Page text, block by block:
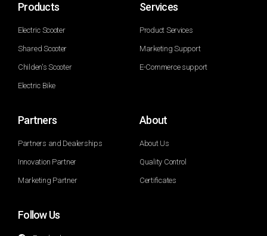
Products
Electric Scooter
Shared Scooter
Childen's Scooter
Electric Bike
Services
Product Services
Marketing Support
E-Commerce support
Partners
Partners and Dealerships
Innovation Partner
Marketing Partner
About
About Us
Quality Control
Certificates
Follow Us